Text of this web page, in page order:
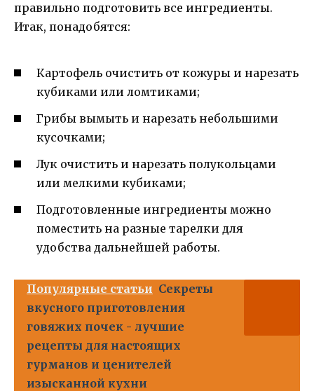
правильно подготовить все ингредиенты.
Итак, понадобятся:
Картофель очистить от кожуры и нарезать
кубиками или ломтиками;
Грибы вымыть и нарезать небольшими
кусочками;
Лук очистить и нарезать полукольцами
или мелкими кубиками;
Подготовленные ингредиенты можно
поместить на разные тарелки для
удобства дальнейшей работы.
Популярные статьи Секреты
вкусного приготовления
говяжих почек - лучшие
рецепты для настоящих
гурманов и ценителей
изысканной кухни